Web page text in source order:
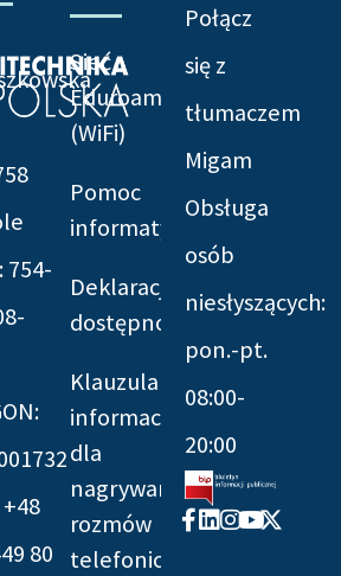
754-
80
Sieć
Eduroam
(WiFi)
Pomoc
informatyczna
Deklaracja
dostępności
Klauzula
informacyjna
dla
nagrywania
rozmów
telefonicznych
Połącz
się z
tłumaczem
Migam
Obsługa
osób
niesłyszących:
pon.-pt.
08:00-
20:00
Facebook-
f
Linkedin
Instagram
Youtube
X-
twitter